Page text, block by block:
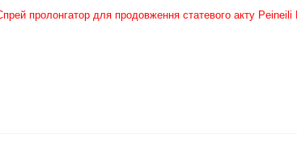
пролонгатор для продовження статевого акту